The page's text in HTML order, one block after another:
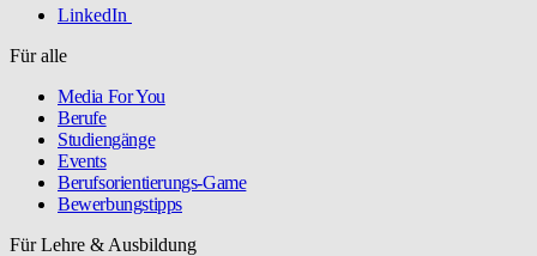
LinkedIn
Für alle
Media For You
Berufe
Studiengänge
Events
Berufsorientierungs-Game
Bewerbungstipps
Für Lehre & Ausbildung